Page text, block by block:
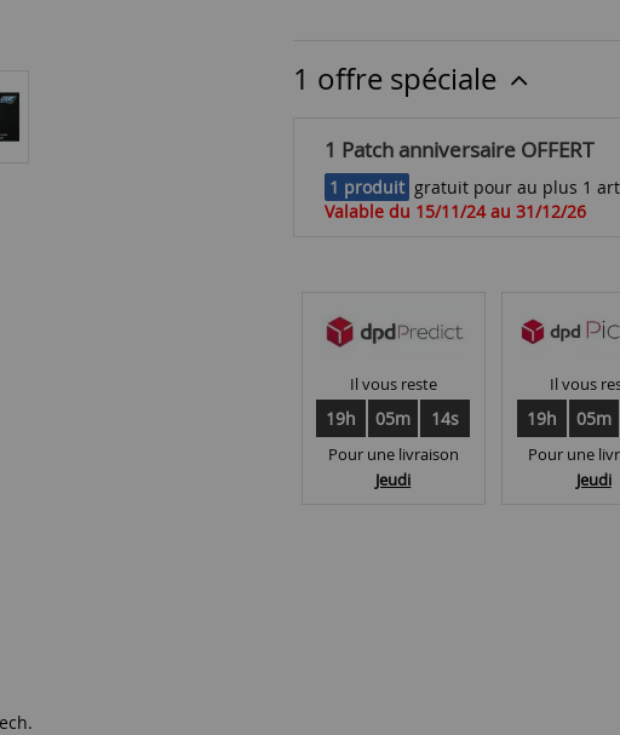
1 offre spéciale
1 Patch anniversaire OFFERT
1 produit gratuit pour au plus 1
Valable du 15/11/24 au 31/12/26
Il vous reste
19h 05m 13s
Pour une livraison
Jeudi
Il vous
19h 05m
Pour une
Jeudi